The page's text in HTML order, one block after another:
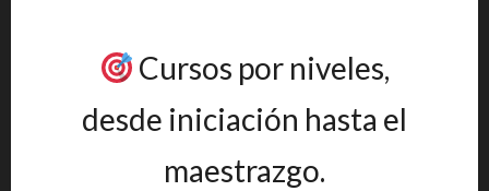
Cursos por niveles,
desde iniciación hasta el
maestrazgo.